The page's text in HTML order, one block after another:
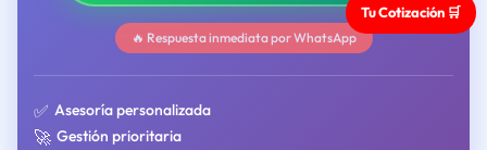
🔥 Respuesta inmediata por WhatsApp
✅ Asesoría personalizada
🚀 Gestión prioritaria
Tu Cotización 🛒